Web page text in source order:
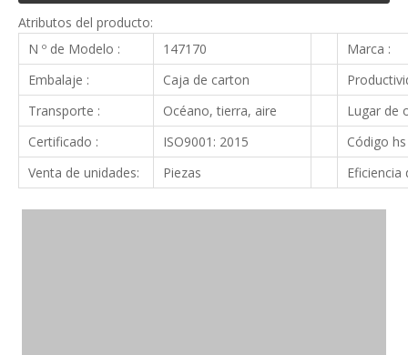
Atributos del producto:
N º de Modelo :
147170
Marca :
Embalaje :
Caja de carton
Transporte :
Océano, tierra, aire
Lugar de
Certificado :
ISO9001: 2015
Código
Venta de unidades:
Piezas Eficiencia